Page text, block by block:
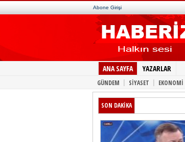
Abone Girişi
ANA SAYFA YAZARLAR
GÜNDEM | SİYASET | EKONOMİ
SON DAKİKA